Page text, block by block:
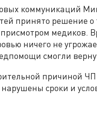
коммуникаций
принято решение
медиков.
ничего не
смогли
причиной
сроки и